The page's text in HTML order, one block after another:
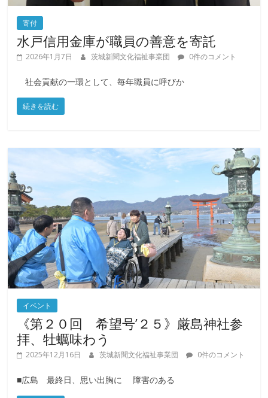
寄付
水戸信用金庫が職員の善意を寄託
2026年1月7日 茨城新聞文化福祉事業団 0件のコメント
社会貢献の一環として、毎年職員に呼びか
続きを読む
イベント
《第２０回 希望号’２５》厳島神社参
拝、牡蠣味わう
2025年12月16日 茨城新聞文化福祉事業団 0件のコメント
■広島 最終日、思い出胸に 障害のある